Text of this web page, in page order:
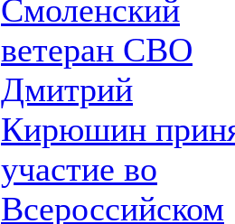
Смоленский
ветеран СВО
Дмитрий
Кирюшин
участие во
Всероссийском